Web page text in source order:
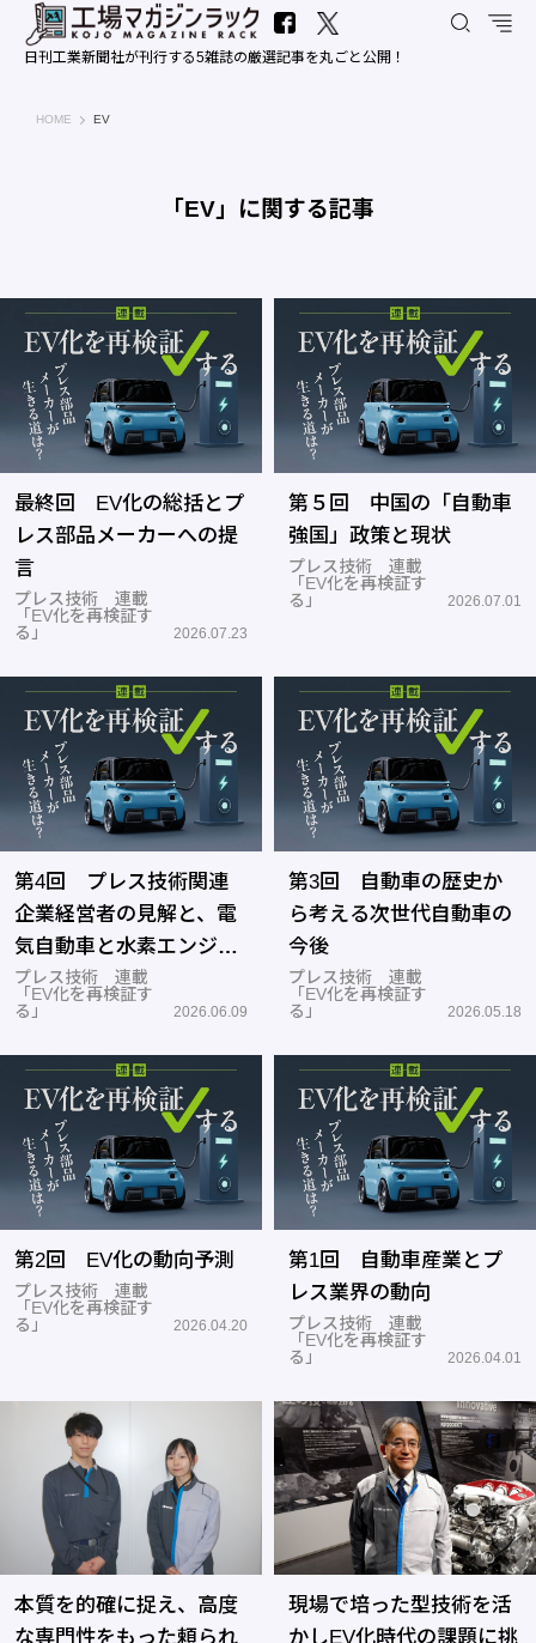
日刊工業新聞社が刊行する5雑誌の厳選記事を丸ごと公開！
HOME 工場マガジンラック｜日刊工業新聞社
EV
「EV」に関する記事
最終回 EV化の総括とプ
レス部品メーカーへの提
言
プレス技術 連載
「EV化を再検証す
る」
2026.07.23
第５回 中国の「自動車
強国」政策と現状
プレス技術 連載
「EV化を再検証す
る」
2026.07.01
第4回 プレス技術関連
企業経営者の見解と、電
気自動車と水素エンジン
車の比較
プレス技術 連載
「EV化を再検証す
る」
2026.06.09
第3回 自動車の歴史か
ら考える次世代自動車の
今後
プレス技術 連載
「EV化を再検証す
る」
2026.05.18
第2回 EV化の動向予測
プレス技術 連載
「EV化を再検証す
る」
2026.04.20
第1回 自動車産業とプ
レス業界の動向
プレス技術 連載
「EV化を再検証す
る」
2026.04.01
本質を的確に捉え、高度
な専門性をもった頼られ
現場で培った型技術を活
かしEV化時代の課題に挑